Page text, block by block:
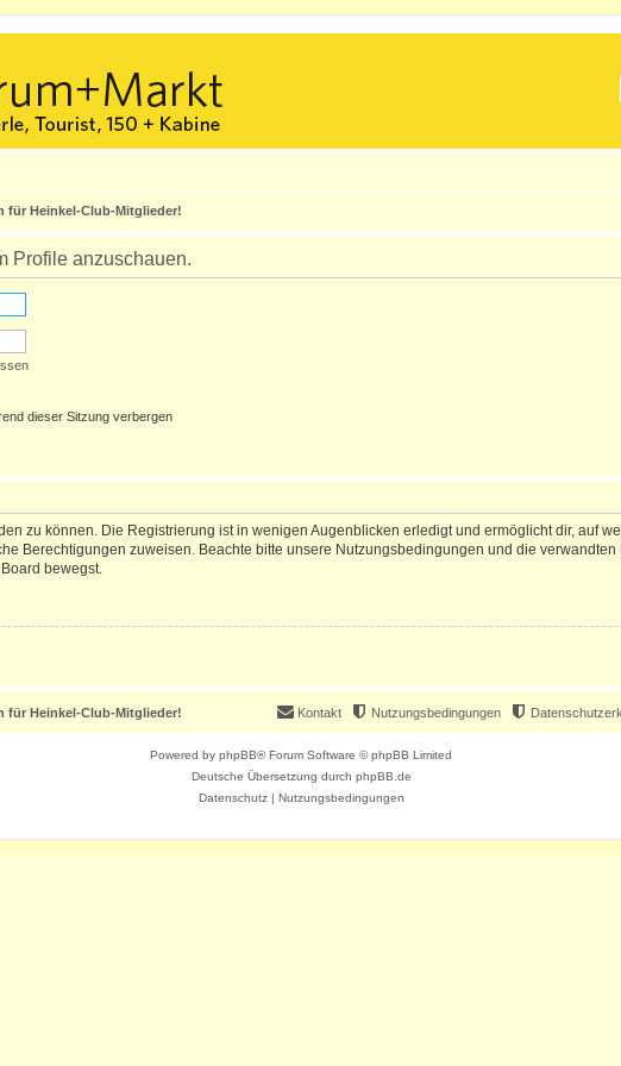
für Heinkel-Club-Mitglieder!
Profile anzuschauen.
dieser Sitzung verbergen
zu können. Die Registrierung ist in wenigen Augenblicken erledigt und ermöglicht dir, auf
Berechtigungen zuweisen. Beachte bitte unsere Nutzungsbedingungen und die
bewegst.
für Heinkel-Club-Mitglieder! Nutzungsbedingungen
Kontakt
Powered by phpBB® Forum Software © phpBB Limited
Deutsche Übersetzung durch phpBB.de
Datenschutz| Nutzungsbedingungen